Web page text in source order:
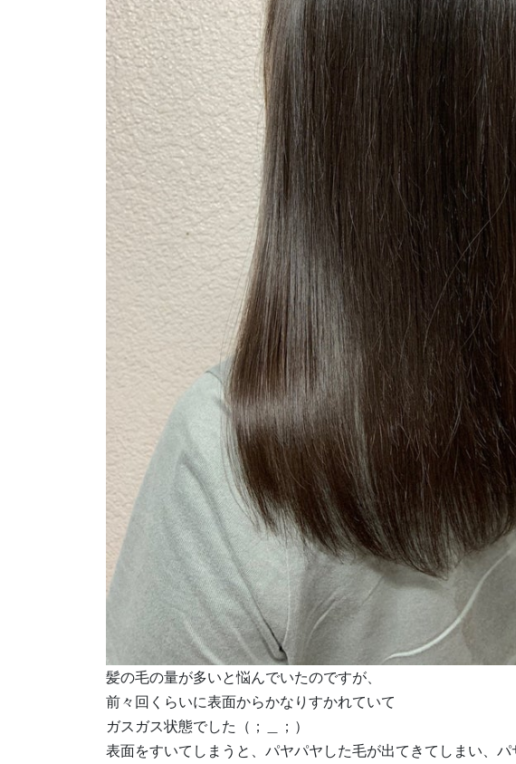
髪の毛の量が多いと悩んでいたのですが、
前々回くらいに表面からかなりすかれていて
ガスガス状態でした（；＿；）
表面をすいてしまうと、パヤパヤした毛が出てきてしまい、